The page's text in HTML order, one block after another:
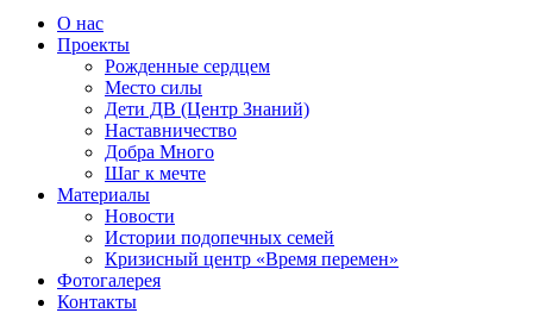
О нас
Проекты
Рожденные сердцем
Место силы
Дети ДВ (Центр Знаний)
Наставничество
Добра Много
Шаг к мечте
Материалы
Новости
Истории подопечных семей
Кризисный центр «Время перемен»
Фотогалерея
Контакты